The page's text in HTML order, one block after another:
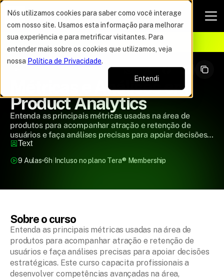
Nós utilizamos cookies para saber como você interage
com nosso site. Usamos esta informação para melhorar
sua experiência e para metrificar visitantes. Para
entender mais sobre os cookies que utilizamos, veja
nossa Política de Privacidade.
Entendi
OFERTA DO ANO VAGAS POR TEMPO LIMITADO
Métricas e Análises em
Product Analytics
Entenda as principais métricas usadas na área de
produtos para acompanhar atração e retenção de
usuários e faça análises precisas para apoiar decisões
estratégicas.
Text
9 Aulas 6h Incluso no plano Tera® Membership
Sobre o curso
Entenda as principais métricas usadas na área de
produtos para acompanhar atração e retenção de
usuários e faça análises precisas para apoiar decisões
estratégicas. Este curso capacita profissionais a
desenvolver competências avançadas na área,